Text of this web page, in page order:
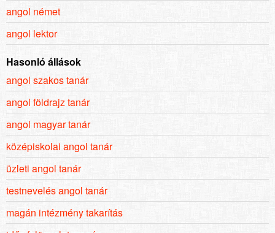
angol német
angol lektor
Hasonló állások
angol szakos tanár
angol földrajz tanár
angol magyar tanár
középiskolai angol tanár
üzleti angol tanár
testnevelés angol tanár
magán intézmény takarítás